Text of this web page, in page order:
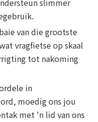
slimmer
van die grootste
vragfietse op skaal
tot nakoming
in
moedig ons jou
met 'n lid van ons